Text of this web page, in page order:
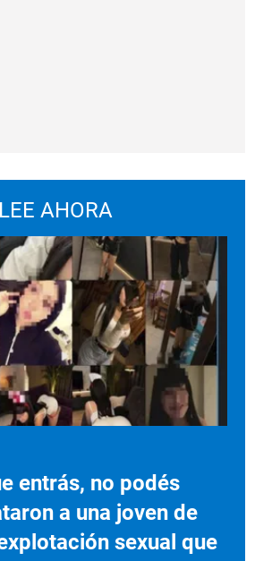
AHORA
entrás, no podés
a una joven de
sexual que